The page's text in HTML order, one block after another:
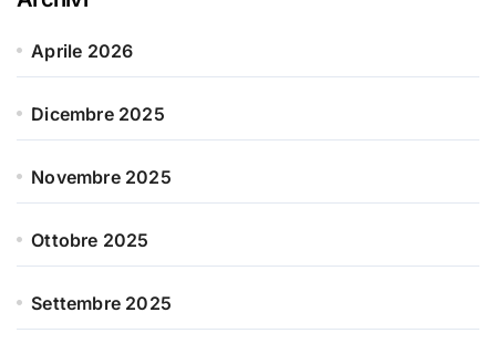
Aprile 2026
Dicembre 2025
Novembre 2025
Ottobre 2025
Settembre 2025